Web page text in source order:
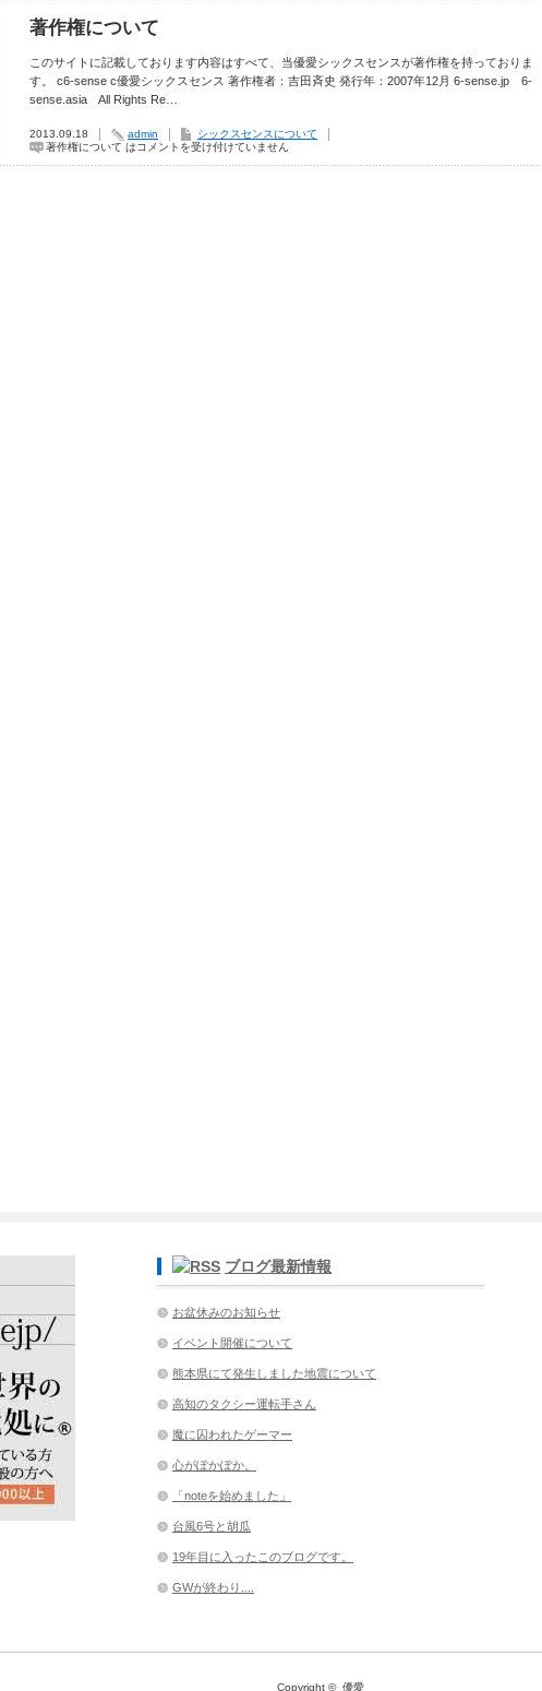
著作権について
このサイトに記載しております内容はすべて、当優愛シックスセンスが著作権を持っておりま
す。 c6-sense c優愛シックスセンス 著作権者：吉田斉史 発行年：2007年12月 6-sense.jp 6-
sense.asia All Rights Re…
2013.09.18 admin
シックスセンスについて
著作権について はコメントを受け付けていません
ブログ最新情報
お盆休みのお知らせ
イベント開催について
熊本県にて発生しました地震について
高知のタクシー運転手さん
魔に囚われたゲーマー
心がぽかぽか。
「noteを始めました」
台風6号と胡瓜
19年目に入ったこのブログです。
GWが終わり....
Copyright © 優愛